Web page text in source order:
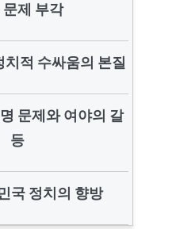
문제 부각
적 수싸움의 본질
문제와 여야의 갈
등
국 정치의 향방